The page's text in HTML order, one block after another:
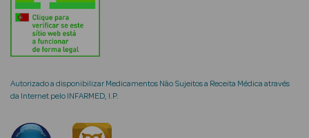
Hidratantes
Séruns Faciais
Creme de Olhos
envelhecimento
Autorizado a disponibilizar Medicamentos Não Sujeitos a Receita Médica através
da Internet pelo INFARMED, I.P.